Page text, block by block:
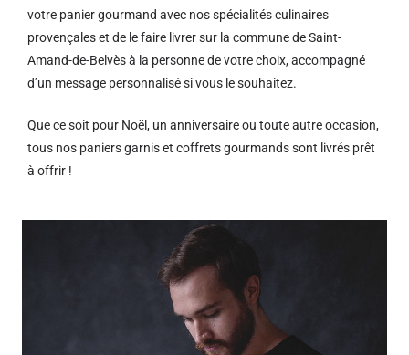
votre panier gourmand avec nos spécialités culinaires
provençales et de le faire livrer sur la commune de Saint-
Amand-de-Belvès à la personne de votre choix, accompagné
d’un message personnalisé si vous le souhaitez.
Que ce soit pour Noël, un anniversaire ou toute autre occasion,
tous nos paniers garnis et coffrets gourmands sont livrés prêt
à offrir !